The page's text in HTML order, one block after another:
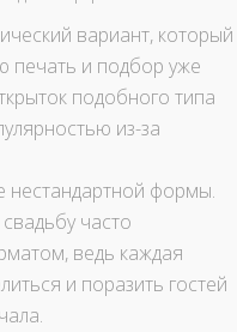
вариант, который
печать и подбор уже
подобного типа
из-за
нестандартной формы.
часто
ведь каждая
и поразить гостей